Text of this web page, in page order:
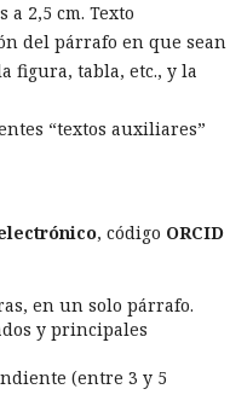
2,5 cm. Texto
del párrafo en que sean
figura, tabla, etc., y la
“textos auxiliares”
, código ORCID
en un solo párrafo.
y principales
(entre 3 y 5